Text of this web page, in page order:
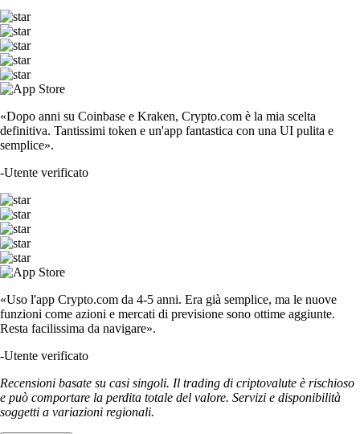
«Dopo anni su Coinbase e Kraken, Crypto.com è la mia scelta
definitiva. Tantissimi token e un'app fantastica con una UI pulita e
semplice».
-Utente verificato
«Uso l'app Crypto.com da 4-5 anni. Era già semplice, ma le nuove
funzioni come azioni e mercati di previsione sono ottime aggiunte.
Resta facilissima da navigare».
-Utente verificato
Recensioni basate su casi singoli. Il trading di criptovalute è rischioso
e può comportare la perdita totale del valore. Servizi e disponibilità
soggetti a variazioni regionali.